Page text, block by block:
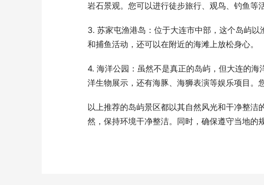
岩石景观。您可以进行徒步旅行、观鸟、钓鱼等
3. 苏家屯渔港岛：位于大连市中部，这个岛屿
和捕鱼活动，还可以在附近的海滩上放松身心。
4. 海洋公园：虽然不是真正的岛屿，但大连的
洋生物展示，还有海豚、海狮表演等娱乐项目。
以上推荐的岛屿景区都以其自然风光和干净整洁
然，保持环境干净整洁。同时，确保遵守当地的